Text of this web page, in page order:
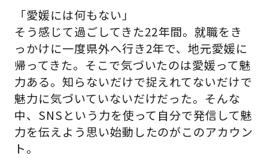
「愛媛には何もない」
そう感じて過ごしてきた22年間。就職をき
っかけに一度県外へ行き2年で、地元愛媛に
帰ってきた。そこで気づいたのは愛媛って魅
力ある。知らないだけで捉えれてないだけで
魅力に気づいていないだけだった。そんな
中、SNSという力を使って自分で発信して魅
力を伝えよう思い始動したのがこのアカウン
ト。